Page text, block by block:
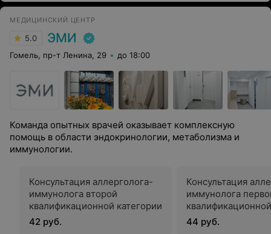
МЕДИЦИНСКИЙ ЦЕНТР
5.0 ЭМИ
Гомель, пр-т Ленина, 29 до 18:00
Команда опытных врачей оказывает комплексную
помощь в области эндокринологии, метаболизма и
иммунологии.
Консультация аллерголога-
иммунолога второй
квалификационной категории
42 руб.
Консультация
иммунолога
44 руб.